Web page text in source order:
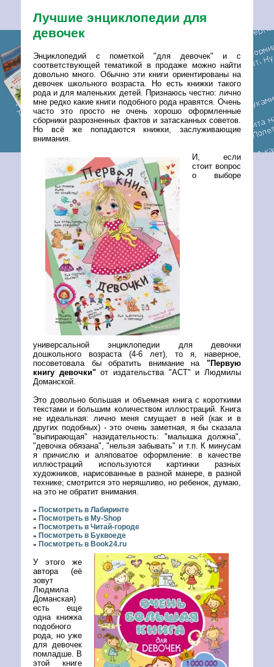
Лучшие энциклопедии для
девочек
Энциклопедий с пометкой "для девочек" и с
соответствующей тематикой в продаже можно найти
довольно много. Обычно эти книги ориентированы на
девочек школьного возраста. Но есть книжки такого
рода и для маленьких детей. Признаюсь честно: лично
мне редко какие книги подобного рода нравятся. Очень
часто это просто не очень хорошо оформленные
сборники разрозненных фактов и затасканных советов.
Но всё же попадаются книжки, заслуживающие
внимания.
И, если
стоит вопрос
о выборе
универсальной энциклопедии для девочки
дошкольного возраста (4-6 лет), то я, наверное,
посоветовала бы обратить внимание на "Первую
книгу девочки"от издательства "АСТ" и Людмилы
Доманской.
Это довольно большая и объемная книга с короткими
текстами и большим количеством иллюстраций. Книга
не идеальная: лично меня смущает в ней (как и в
других подобных) - это очень заметная, я бы сказала
"выпирающая" назидательность: "малышка должна",
"девочка обязана", "нельзя забывать" и т.п. К минусам
я причислю и аляповатое оформление: в качестве
иллюстраций используются картинки разных
художников, нарисованные в разной манере, в разной
технике; смотрится это неряшливо, но ребенок, думаю,
на это не обратит внимания.
» Посмотреть в Лабиринте
» Посмотреть в My-Shop
» Посмотреть в Читай-городе
» Посмотреть в Буквоеде
» Посмотреть в Book24.ru
У этого же
автора (её
зовут
Людмила
Доманская)
есть еще
одна книжка
подобного
рода, но уже
для девочек
помладше. В
этой книге